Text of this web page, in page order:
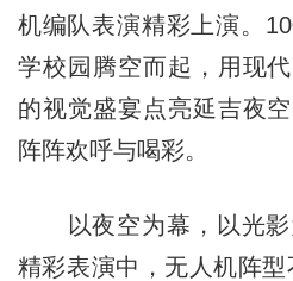
机编队表演精彩上演。
学校园腾空而起，用现
的视觉盛宴点亮延吉夜
阵阵欢呼与喝彩。
以夜空为幕，以光影
精彩表演中，无人机阵